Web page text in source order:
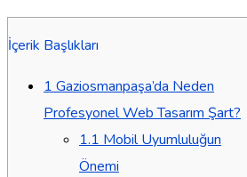
İçerik Başlıkları
1 Gaziosmanpaşa’da Neden
Profesyonel Web Tasarım Şart?
1.1 Mobil Uyumluluğun
Önemi